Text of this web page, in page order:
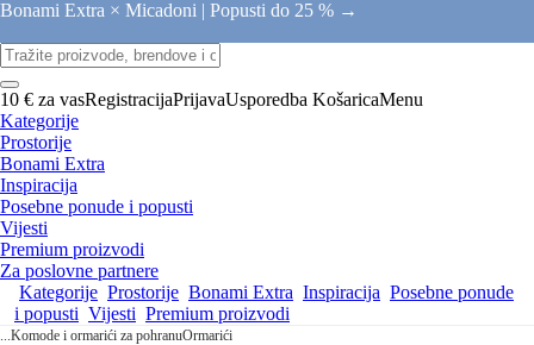
Bonami Extra × Micadoni | Popusti do 25 % →
10 € za vasRegistracijaPrijavaUsporedba KošaricaMenu
Kategorije
Prostorije
Bonami Extra
Inspiracija
Posebne ponude i popusti
Vijesti
Premium proizvodi
Za poslovne partnere
Kategorije Prostorije Bonami Extra Inspiracija Posebne ponude
i popusti Vijesti Premium proizvodi
...Komode i ormarići za pohranuOrmarići